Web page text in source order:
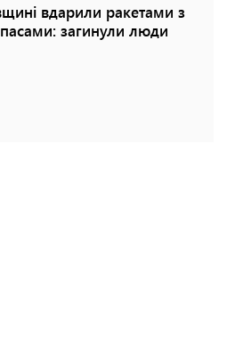
вдарили ракетами з
загинули люди